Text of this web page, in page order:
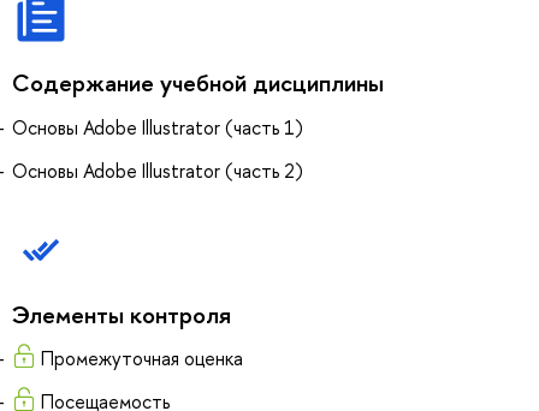
Содержание учебной дисциплины
Основы Adobe Illustrator (часть 1)
Основы Adobe Illustrator (часть 2)
Элементы контроля
Промежуточная оценка
Посещаемость